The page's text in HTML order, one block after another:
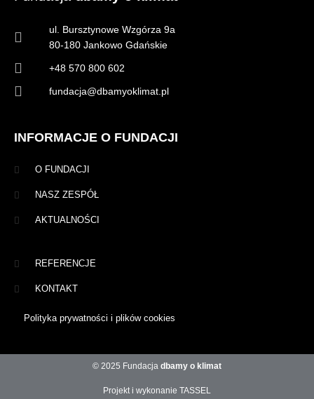
ul. Bursztynowe Wzgórza 9a
80-180 Jankowo Gdańskie
+48 570 800 602
fundacja@dbamyoklimat.pl
INFORMACJE O FUNDACJI
O FUNDACJI
NASZ ZESPÓŁ
AKTUALNOŚCI
REFERENCJE
KONTAKT
Polityka prywatności i plików cookies
© 2025 Fundacja dbamy o klimat
Projekt i wykonanie TASSEL